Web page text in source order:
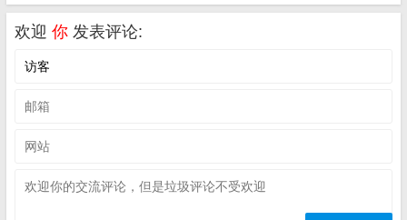
欢迎 你 发表评论: